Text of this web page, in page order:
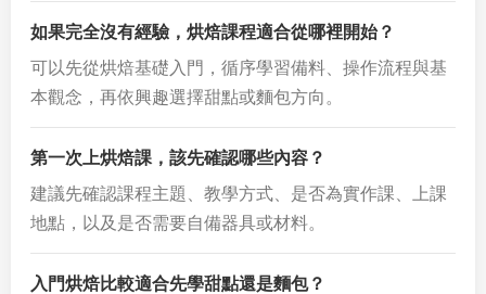
如果完全沒有經驗，烘焙課程適合從哪裡開始？
可以先從烘焙基礎入門，循序學習備料、操作流程與基
本觀念，再依興趣選擇甜點或麵包方向。
第一次上烘焙課，該先確認哪些內容？
建議先確認課程主題、教學方式、是否為實作課、上課
地點，以及是否需要自備器具或材料。
入門烘焙比較適合先學甜點還是麵包？